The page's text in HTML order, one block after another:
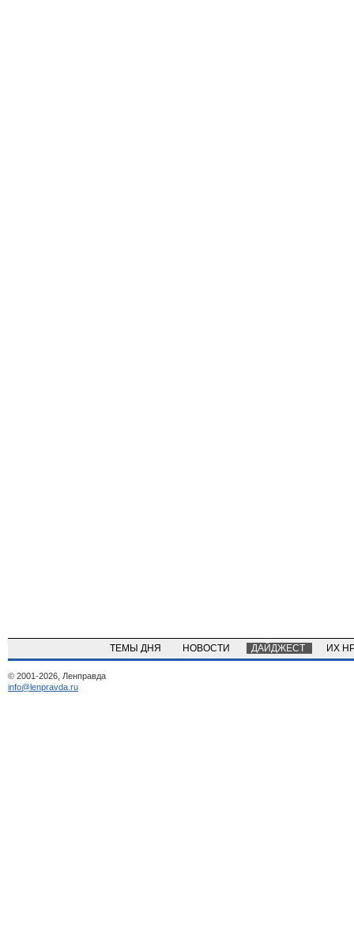
ТЕМЫ ДНЯ НОВОСТИ ДАЙДЖЕСТ ИХ
© 2001-2026, Ленправда
info@lenpravda.ru